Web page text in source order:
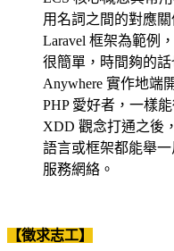
用名詞之間的對應
Laravel 框架為範例
很簡單，時間夠的話
Anywhere 實作地端
PHP 愛好者，一樣
XDD 觀念打通之後
語言或框架都能舉
服務網絡。
【徵求志工】